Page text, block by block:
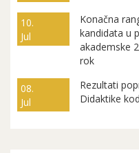
10.
Jul
Konačna
kandidata u
akademske
rok
08.
Jul
Rezultati
Didaktike